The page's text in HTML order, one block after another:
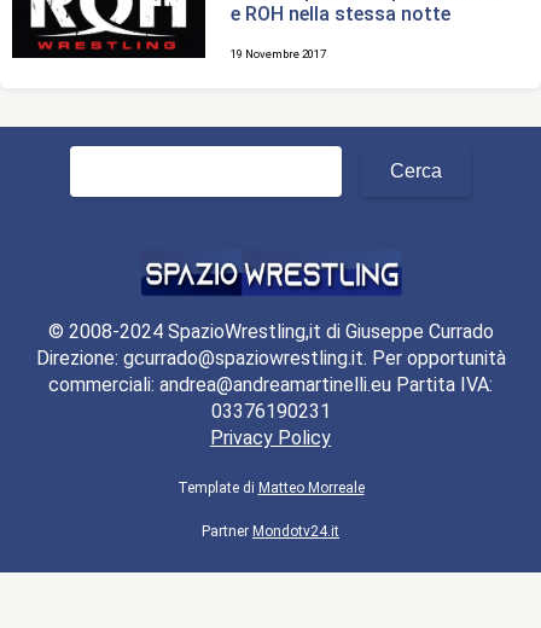
e ROH nella stessa notte
19 Novembre 2017
Ricerca
© 2008-2024 SpazioWrestling,it di Giuseppe Currado
Direzione: gcurrado@spaziowrestling.it. Per opportunità
commerciali: andrea@andreamartinelli.eu Partita IVA:
03376190231
Privacy Policy
Template di Matteo Morreale
Partner Mondotv24.it